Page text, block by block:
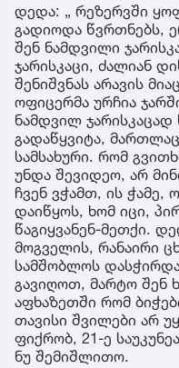
დედა: „ რეზერვში
გადიოდა წვრთნებს,
შენ ნამდვილი
ჯარისკაცი, ძალიან
შენიშვნას არავის
ოფიცერმა ურჩია
ნამდვილ
გადაწყვიტა,
სამსახური. რომ
უნდა შევიდეო, არ
ჩვენ ვჭამთ, ის
დაიწყოს, ხომ იცი,
წაგიყვანენ-მეთქი.
მოგველის, რანაირი
სამშობლოს
გავიღოთ, მარტო შენ
აფხაზეთში რომ
თავისი შვილები არ
ფიქრობ, 21-ე
ნუ შემიშლითო.